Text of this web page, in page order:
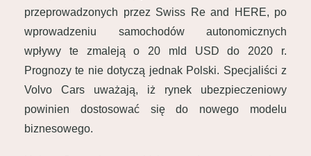
przeprowadzonych przez Swiss Re and HERE, po
wprowadzeniu samochodów autonomicznych
wpływy te zmaleją o 20 mld USD do 2020 r.
Prognozy te nie dotyczą jednak Polski. Specjaliści z
Volvo Cars uważają, iż rynek ubezpieczeniowy
powinien dostosować się do nowego modelu
biznesowego.